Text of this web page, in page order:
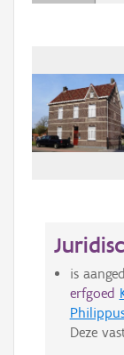
is
erfgoed
Deze